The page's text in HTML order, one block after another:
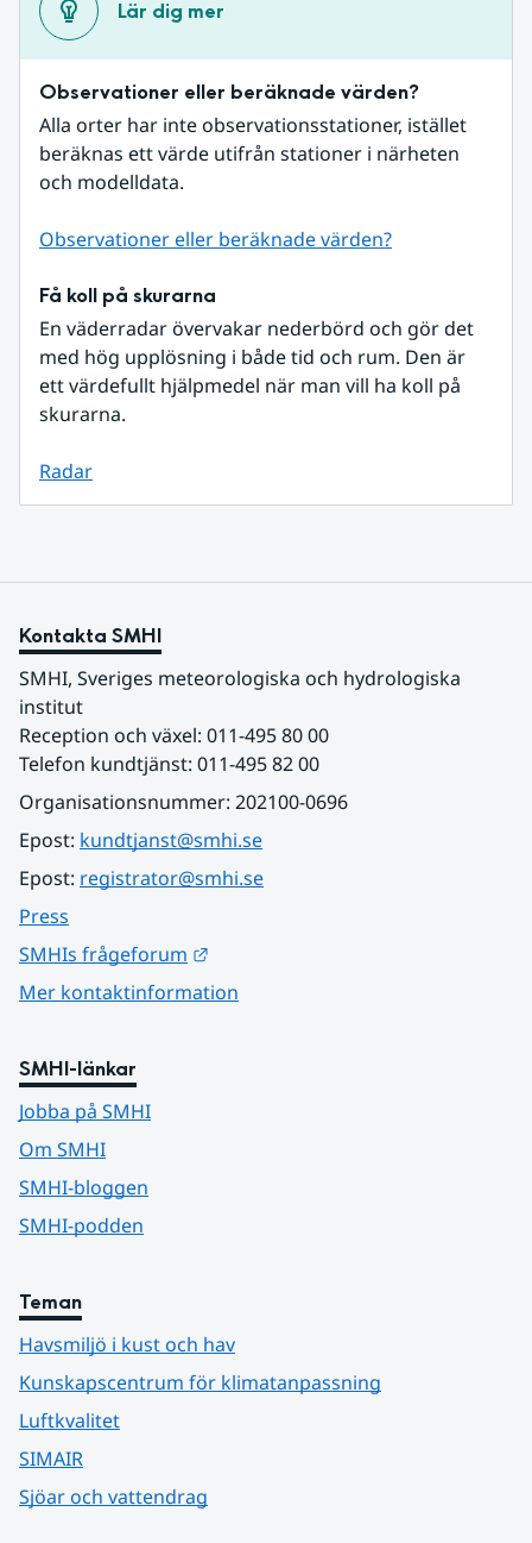
Lär dig mer
Observationer eller beräknade värden?
Alla orter har inte observationsstationer, istället
beräknas ett värde utifrån stationer i närheten
och modelldata.
Observationer eller beräknade värden?
Få koll på skurarna
En väderradar övervakar nederbörd och gör det
med hög upplösning i både tid och rum. Den är
ett värdefullt hjälpmedel när man vill ha koll på
skurarna.
Radar
Kontakta SMHI
SMHI, Sveriges meteorologiska och hydrologiska
institut
Reception och växel: 011-495 80 00
Telefon kundtjänst: 011-495 82 00
Organisationsnummer: 202100-0696
Epost: kundtjanst@smhi.se
Epost: registrator@smhi.se
Press
SMHIs frågeforum
Mer kontaktinformation
SMHI-länkar
Jobba på SMHI
Om SMHI
SMHI-bloggen
SMHI-podden
Teman
Havsmiljö i kust och hav
Kunskapscentrum för klimatanpassning
Luftkvalitet
SIMAIR
Sjöar och vattendrag